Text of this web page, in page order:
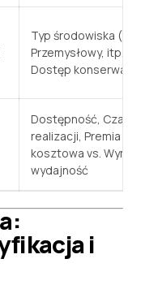
Typ środowiska
Przemysłowy, itp.),
Dostęp
Dostępność, Czas
realizacji, Premia
kosztowa vs.
wydajność
i